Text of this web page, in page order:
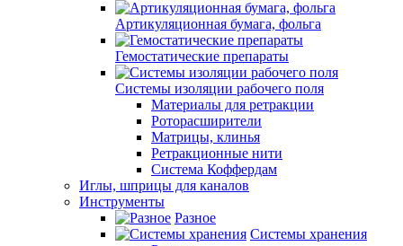
Артикуляционная бумага, фольга
Гемостатические препараты
Системы изоляции рабочего поля
Материалы для ретракции
Роторасширители
Матрицы, клинья
Ретракционные нити
Система Коффердам
Иглы, шприцы для каналов
Инструменты
Разное
Системы хранения